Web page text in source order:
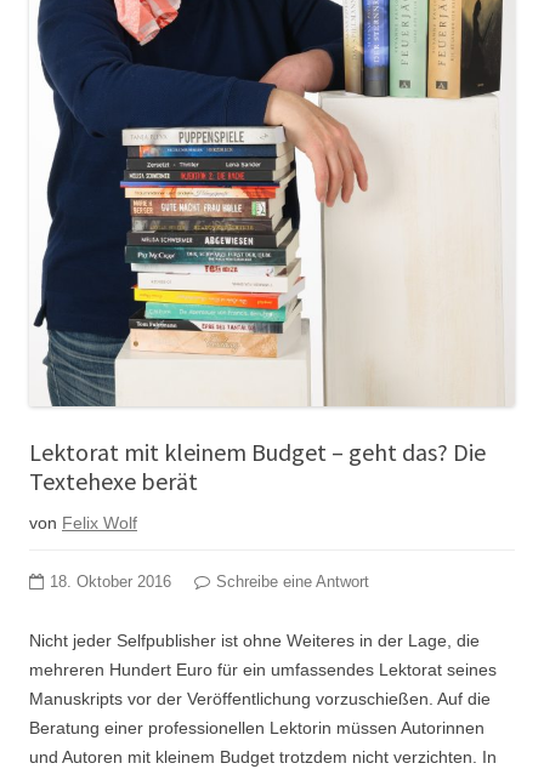
Lektorat mit kleinem Budget – geht das? Die
Textehexe berät
von Felix Wolf
18. Oktober 2016 Schreibe eine Antwort
Nicht jeder Selfpublisher ist ohne Weiteres in der Lage, die
mehreren Hundert Euro für ein umfassendes Lektorat seines
Manuskripts vor der Veröffentlichung vorzuschießen. Auf die
Beratung einer professionellen Lektorin müssen Autorinnen
und Autoren mit kleinem Budget trotzdem nicht verzichten. In